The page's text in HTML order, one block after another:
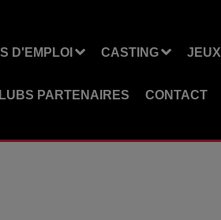
D'EMPLOI CASTING JEUX
PARTENAIRES CONTACT